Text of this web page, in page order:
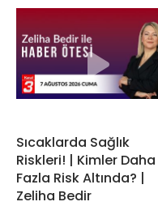
Sıcaklarda Sağlık
Riskleri! | Kimler Daha
Fazla Risk Altında? |
Zeliha Bedir